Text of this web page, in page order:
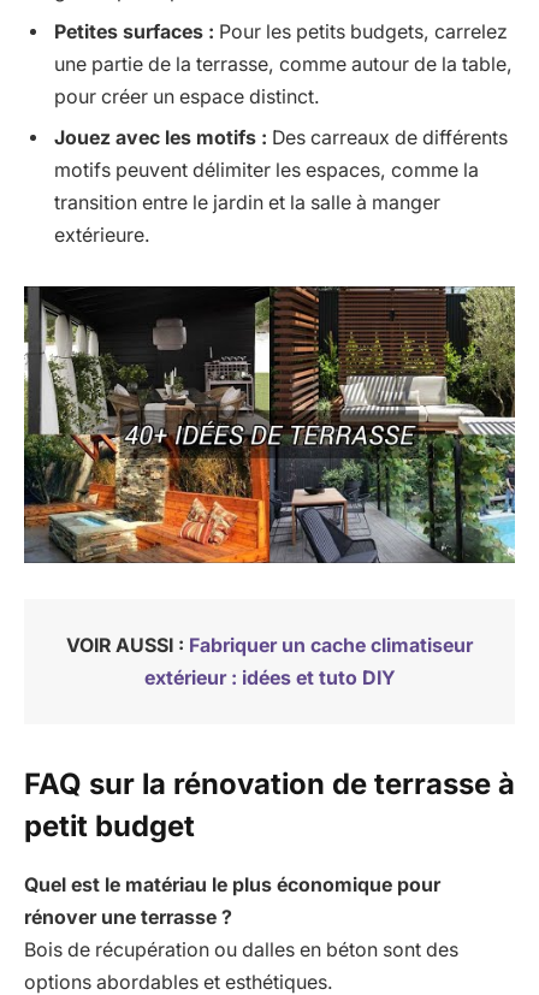
Petites surfaces : Pour les petits budgets, carrelez
une partie de la terrasse, comme autour de la table,
pour créer un espace distinct.
Jouez avec les motifs : Des carreaux de différents
motifs peuvent délimiter les espaces, comme la
transition entre le jardin et la salle à manger
extérieure.
VOIR AUSSI : Fabriquer un cache climatiseur
extérieur : idées et tuto DIY
FAQ sur la rénovation de terrasse à
petit budget
Quel est le matériau le plus économique pour
rénover une terrasse ?
Bois de récupération ou dalles en béton sont des
options abordables et esthétiques.